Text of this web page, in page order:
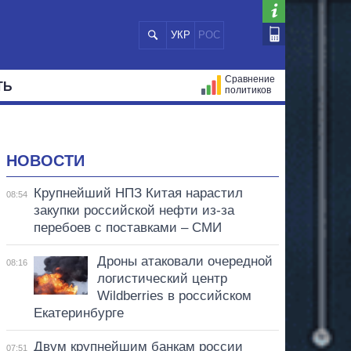
УКР РОС
Сравнение
политиков
НОВОСТИ
08:54
Крупнейший НПЗ Китая нарастил
закупки российской нефти из-за
перебоев с поставками – СМИ
08:16
Дроны атаковали очередной
логистический центр
Wildberries в российском
Екатеринбурге
07:51
Двум крупнейшим банкам россии